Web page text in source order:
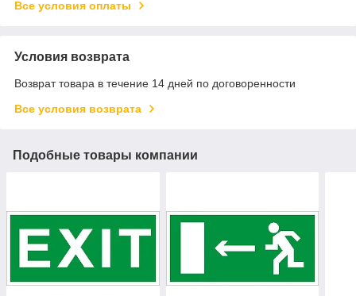
Все условия оплаты
Условия возврата
Возврат товара в течение 14 дней по договоренности
Все условия возврата
Подобные товары компании